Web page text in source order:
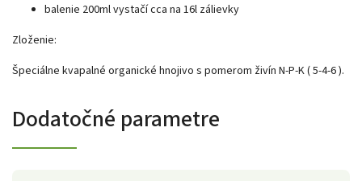
balenie 200ml vystačí cca na 16l zálievky
Zloženie:
Špeciálne kvapalné organické hnojivo s pomerom živín N-P-K ( 5-4-6 ).
Dodatočné parametre